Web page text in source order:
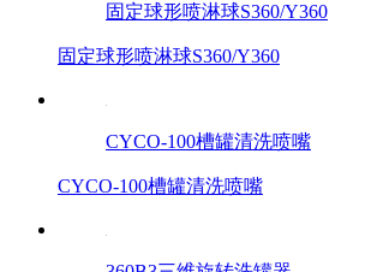
固定球形喷淋球S360/Y360
固定球形喷淋球S360/Y360
CYCO-100槽罐清洗喷嘴
CYCO-100槽罐清洗喷嘴